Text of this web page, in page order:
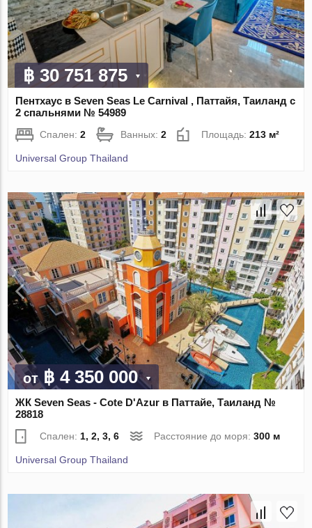
฿ 30 751 875
Пентхаус в Seven Seas Le Carnival , Паттайя, Таиланд с
2 спальнями № 54989
Спален:2 Ванных:2 Площадь:213 м²
Universal Group Thailand
от฿ 4 350 000
ЖК Seven Seas - Cote D'Azur в Паттайе, Таиланд №
28818
Спален:1, 2, 3, 6 Расстояние до моря:300 м
Universal Group Thailand